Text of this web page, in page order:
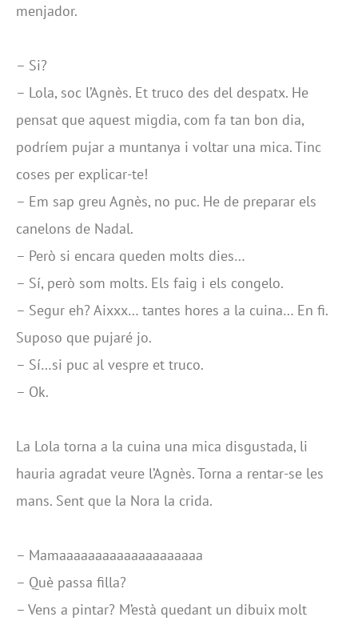
menjador.
– Si?
– Lola, soc l’Agnès. Et truco des del despatx. He
pensat que aquest migdia, com fa tan bon dia,
podríem pujar a muntanya i voltar una mica. Tinc
coses per explicar-te!
– Em sap greu Agnès, no puc. He de preparar els
canelons de Nadal.
– Però si encara queden molts dies…
– Sí, però som molts. Els faig i els congelo.
– Segur eh? Aixxx… tantes hores a la cuina… En fi.
Suposo que pujaré jo.
– Sí…si puc al vespre et truco.
– Ok.
La Lola torna a la cuina una mica disgustada, li
hauria agradat veure l’Agnès. Torna a rentar-se les
mans. Sent que la Nora la crida.
– Mamaaaaaaaaaaaaaaaaaaaa
– Què passa filla?
– Vens a pintar? M’està quedant un dibuix molt